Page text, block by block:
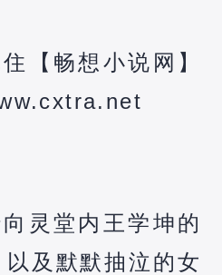
【畅想小说网】
灵堂内王学坤的
及默默抽泣的女